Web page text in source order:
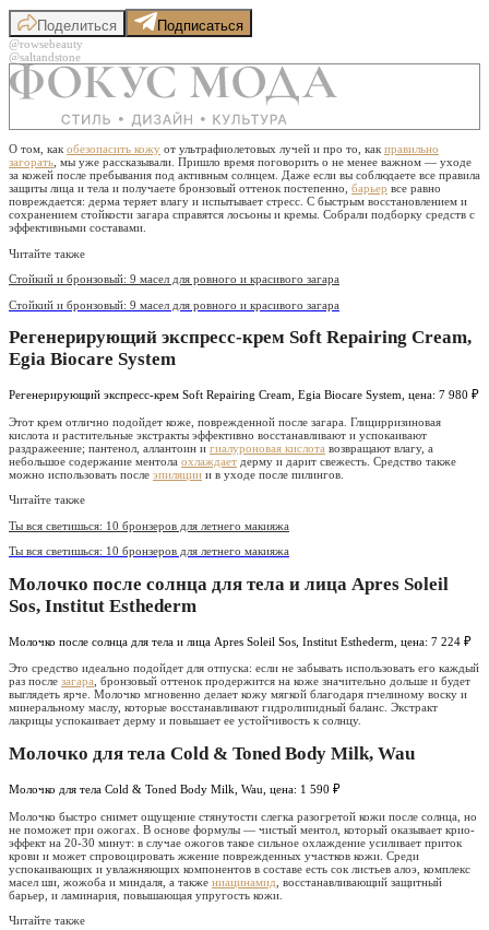
Поделиться Подписаться
@rowsebeauty
@saltandstone
О том, как обезопасить кожу от ультрафиолетовых лучей и про то, как правильно
загорать , мы уже рассказывали. Пришло время поговорить о не менее важном — уходе
за кожей после пребывания под активным солнцем. Даже если вы соблюдаете все правила
защиты лица и тела и получаете бронзовый оттенок постепенно, барьер все равно
повреждается: дерма теряет влагу и испытывает стресс. С быстрым восстановлением и
сохранением стойкости загара справятся лосьоны и кремы. Собрали подборку средств с
эффективными составами.
Читайте также
Стойкий и бронзовый: 9 масел для ровного и красивого загара
Стойкий и бронзовый: 9 масел для ровного и красивого загара
Регенерирующий экспресс-крем Soft Repairing Cream,
Egia Biocare System
Регенерирующий экспресс-крем Soft Repairing Cream, Egia Biocare System, цена: 7 980 ₽
Этот крем отлично подойдет коже, поврежденной после загара. Глицирризиновая
кислота и растительные экстракты эффективно восстанавливают и успокаивают
раздражеение; пантенол, аллантоин и гиалуроновая кислота возвращают влагу, а
небольшое содержание ментола охлаждает дерму и дарит свежесть. Средство также
можно использовать после эпиляции и в уходе после пилингов.
Читайте также
Ты вся светишься: 10 бронзеров для летнего макияжа
Ты вся светишься: 10 бронзеров для летнего макияжа
Молочко после солнца для тела и лица Apres Soleil
Sos, Institut Esthederm
Молочко после солнца для тела и лица Apres Soleil Sos, Institut Esthederm, цена: 7 224 ₽
Это средство идеально подойдет для отпуска: если не забывать использовать его каждый
раз после загара, бронзовый оттенок продержится на коже значительно дольше и будет
выглядеть ярче. Молочко мгновенно делает кожу мягкой благодаря пчелиному воску и
минеральному маслу, которые восстанавливают гидролипидный баланс. Экстракт
лакрицы успокаивает дерму и повышает ее устойчивость к солнцу.
Молочко для тела Cold & Toned Body Milk, Wau
Молочко для тела Cold & Toned Body Milk, Wau, цена: 1 590 ₽
Молочко быстро снимет ощущение стянутости слегка разогретой кожи после солнца, но
не поможет при ожогах. В основе формулы — чистый ментол, который оказывает крио-
эффект на 20-30 минут: в случае ожогов такое сильное охлаждение усиливает приток
крови и может спровоцировать жжение поврежденных участков кожи. Среди
успокаивающих и увлажняющих компонентов в составе есть сок листьев алоэ, комплекс
масел ши, жожоба и миндаля, а также ниацинамид , восстанавливающий защитный
барьер, и ламинария, повышающая упругость кожи.
Читайте также